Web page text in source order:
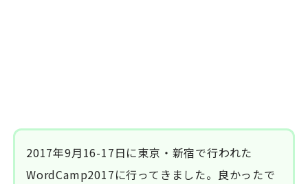
2017年9月16-17日に東京・新宿で行われた
WordCamp2017に行ってきました。良かったで